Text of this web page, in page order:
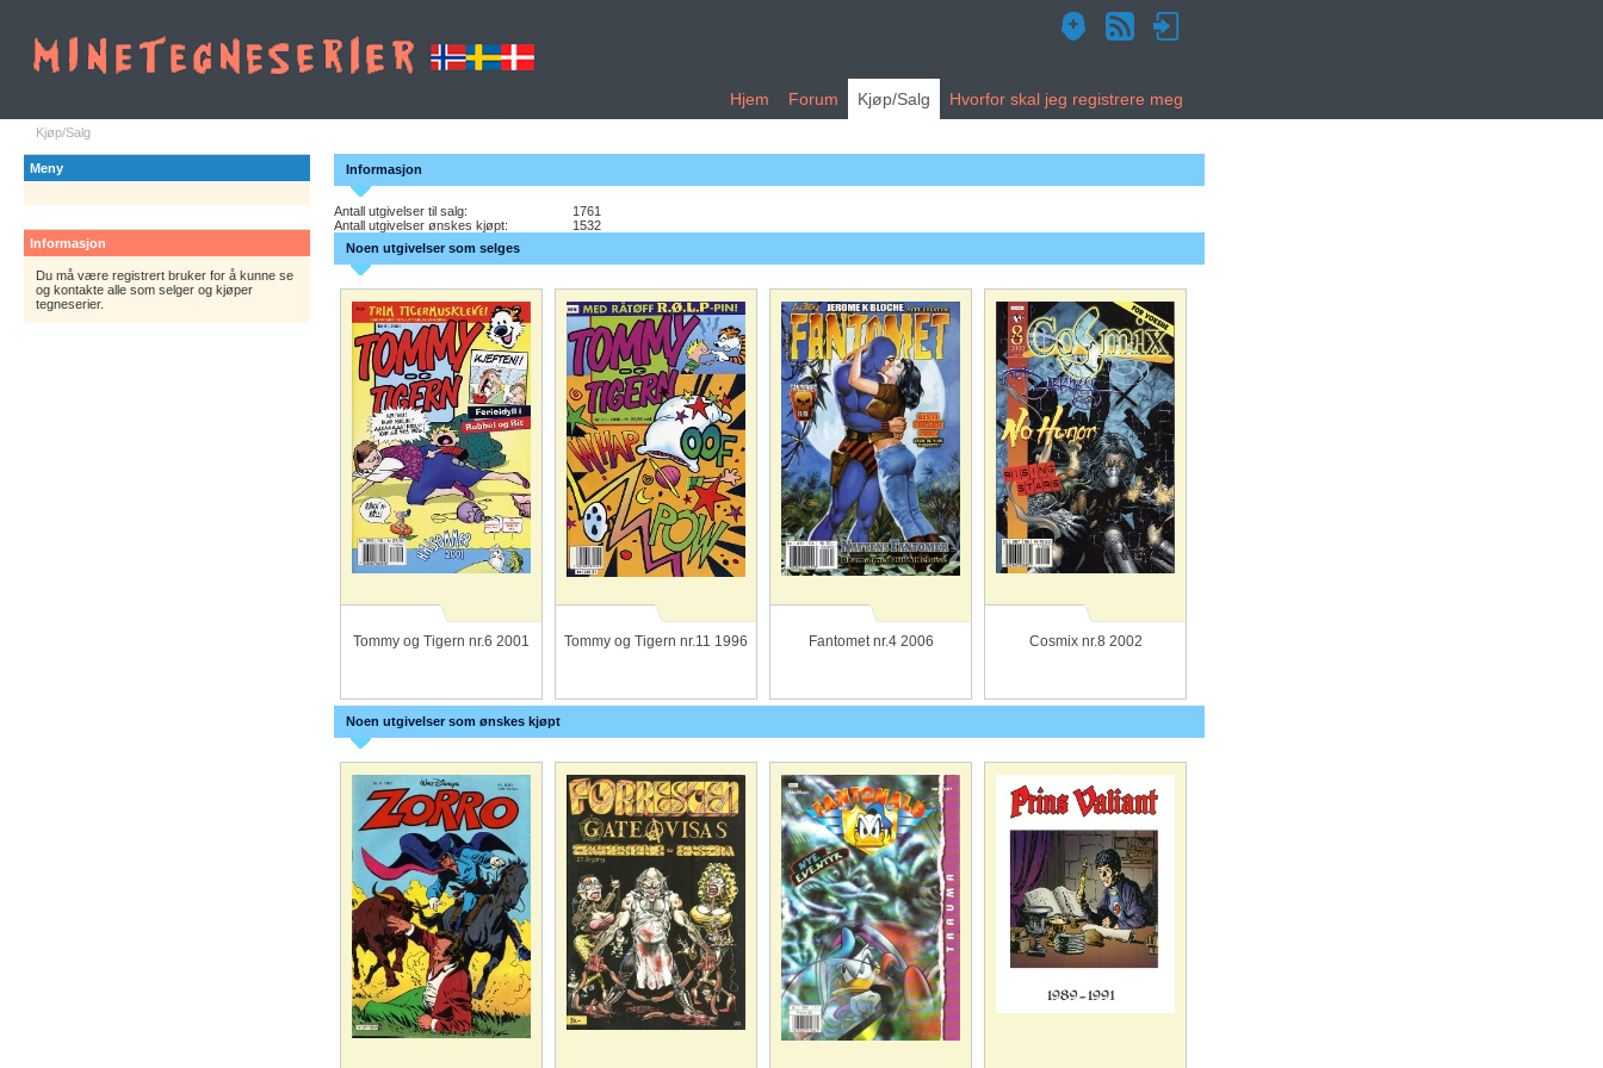
Hjem Forum Kjøp/Salg Hvorfor skal jeg registrere meg
Kjøp/Salg
Meny
Informasjon
Du må være registrert bruker for å kunne se
og kontakte alle som selger og kjøper
tegneserier.
Informasjon
Antall utgivelser til salg:
1761
Antall utgivelser ønskes kjøpt:
1532
Noen utgivelser som selges
Tommy og Tigern nr.6 2001 Tommy og Tigern nr.11 1996 Fantomet nr.4 2006 Cosmix nr.8 2002
Noen utgivelser som ønskes kjøpt